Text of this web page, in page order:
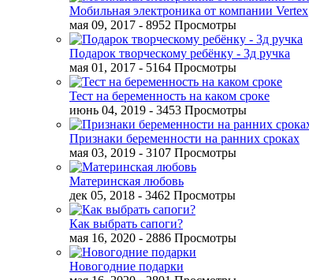
Мобильная электроника от компании Vertex
мая 09, 2017 - 8952 Просмотры
Подарок творческому ребёнку - 3д ручка
мая 01, 2017 - 5164 Просмотры
Тест на беременность на каком сроке
июнь 04, 2019 - 3453 Просмотры
Признаки беременности на ранних сроках
мая 03, 2019 - 3107 Просмотры
Материнская любовь
дек 05, 2018 - 3462 Просмотры
Как выбрать сапоги?
мая 16, 2020 - 2886 Просмотры
Новогодние подарки